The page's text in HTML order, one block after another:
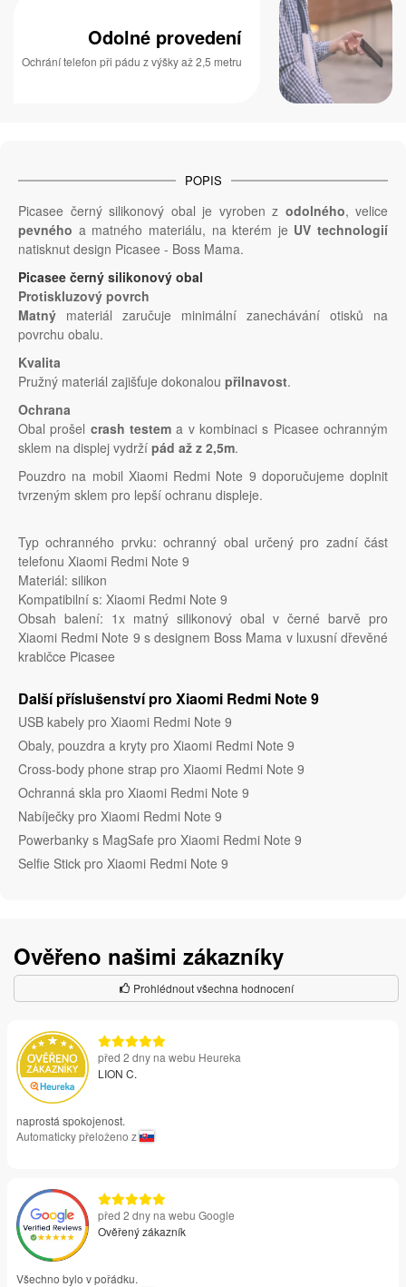
Odolné provedení
Ochrání telefon při pádu z výšky až 2,5 metru
POPIS
Picasee černý silikonový obal je vyroben z odolného, velice
pevného a matného materiálu, na kterém je UV technologií
natisknut design Picasee - Boss Mama.
Picasee černý silikonový obal
Protiskluzový povrch
Matný materiál zaručuje minimální zanechávání otisků na
povrchu obalu.
Kvalita
Pružný materiál zajišťuje dokonalou přilnavost.
Ochrana
Obal prošel crash testem a v kombinaci s Picasee ochranným
sklem na displej vydrží pád až z 2,5m.
Pouzdro na mobil Xiaomi Redmi Note 9 doporučujeme doplnit
tvrzeným sklem pro lepší ochranu displeje.
Typ ochranného prvku: ochranný obal určený pro zadní část
telefonu Xiaomi Redmi Note 9
Materiál: silikon
Kompatibilní s: Xiaomi Redmi Note 9
Obsah balení: 1x matný silikonový obal v černé barvě pro
Xiaomi Redmi Note 9 s designem Boss Mama v luxusní dřevěné
krabičce Picasee
Další příslušenství pro Xiaomi Redmi Note 9
USB kabely pro Xiaomi Redmi Note 9
Obaly, pouzdra a kryty pro Xiaomi Redmi Note 9
Cross-body phone strap pro Xiaomi Redmi Note 9
Ochranná skla pro Xiaomi Redmi Note 9
Nabíječky pro Xiaomi Redmi Note 9
Powerbanky s MagSafe pro Xiaomi Redmi Note 9
Selfie Stick pro Xiaomi Redmi Note 9
Ověřeno našimi zákazníky
Prohlédnout všechna hodnocení
před 2 dny na webu Heureka
LION C.
naprostá spokojenost.
Automaticky přeloženo z
před 2 dny na webu Google
Ověřený zákazník
Všechno bylo v pořádku.